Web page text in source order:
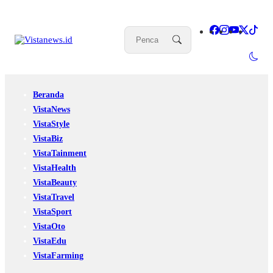
Beranda
VistaNews
VistaStyle
VistaBiz
VistaTainment
VistaHealth
VistaBeauty
VistaTravel
VistaSport
VistaOto
VistaEdu
VistaFarming